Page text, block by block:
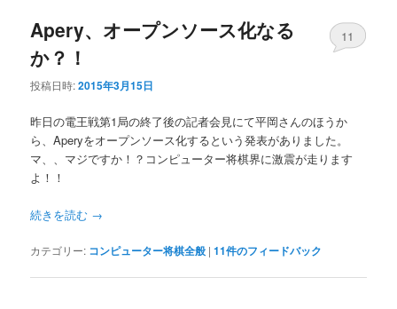
Apery、オープンソース化なる
か？！
投稿日時:2015年3月15日
11
昨日の電王戦第1局の終了後の記者会見にて平岡さんのほうか
ら、Aperyをオープンソース化するという発表がありました。
マ、、マジですか！？コンピューター将棋界に激震が走ります
よ！！
続きを読む →
カテゴリー: コンピューター将棋全般 |11件のフィードバック